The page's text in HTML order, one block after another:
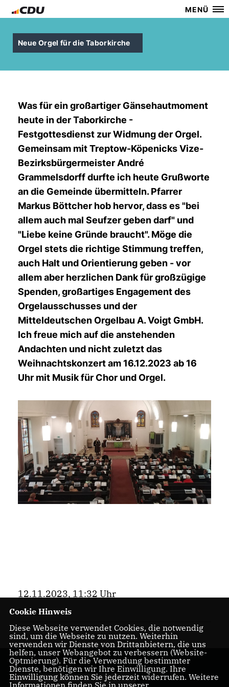
MENÜ
Neue Orgel für die Taborkirche
Was für ein großartiger Gänsehautmoment
heute in der Taborkirche -
Festgottesdienst zur Widmung der Orgel.
Gemeinsam mit Treptow-Köpenicks Vize-
Bezirksbürgermeister André
Grammelsdorff durfte ich heute Grußworte
an die Gemeinde übermitteln. Pfarrer
Markus Böttcher hob hervor, dass es "bei
allem auch mal Seufzer geben darf" und
"Liebe keine Gründe braucht". Möge die
Orgel stets die richtige Stimmung treffen,
auch Halt und Orientierung geben - vor
allem aber herzlichen Dank für großzügige
Spenden, großartiges Engagement des
Orgelausschusses und der
Mitteldeutschen Orgelbau A. Voigt GmbH.
Ich freue mich auf die anstehenden
Andachten und nicht zuletzt das
Weihnachtskonzert am 16.12.2023 ab 16
Uhr mit Musik für Chor und Orgel.
12.11.2023, 11:32 Uhr
Bezirk
Cookie Hinweis
Diese Webseite verwendet Cookies, die notwendig
sind, um die Webseite zu nutzen. Weiterhin
verwenden wir Dienste von Drittanbietern, die uns
helfen, unser Webangebot zu verbessern (Website-
Optmierung). Für die Verwendung bestimmter
Dienste, benötigen wir Ihre Einwilligung. Ihre
Einwilligung können Sie jederzeit widerrufen. Weitere
Informationen finden Sie in unserer